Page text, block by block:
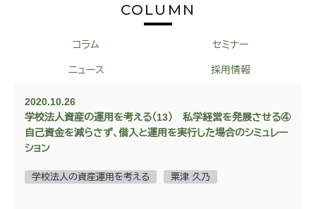
COLUMN
コラム セミナー
ニュース 採用情報
2020.10.26
学校法人資産の運用を考える（13） 私学経営を発展させる④
自己資金を減らさず、借入と運用を実行した場合のシミュレー
ション
学校法人の資産運用を考える 粟津 久乃